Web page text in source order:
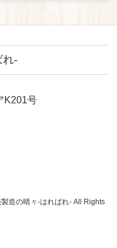
れ-
K201号
造の晴々-はればれ- All Rights